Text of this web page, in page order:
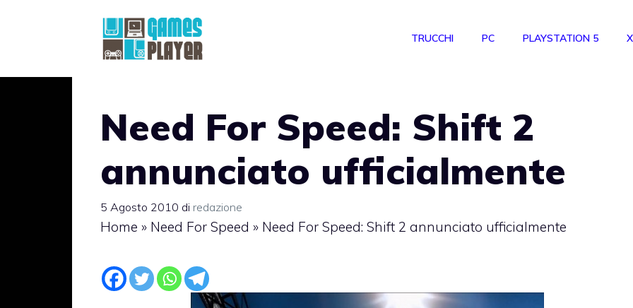
TRUCCHI PC PLAYSTATION 5
Need For Speed: Shift 2
annunciato ufficialmente
5 Agosto 2010 di redazione
Home » Need For Speed » Need For Speed: Shift 2 annunciato ufficialmente